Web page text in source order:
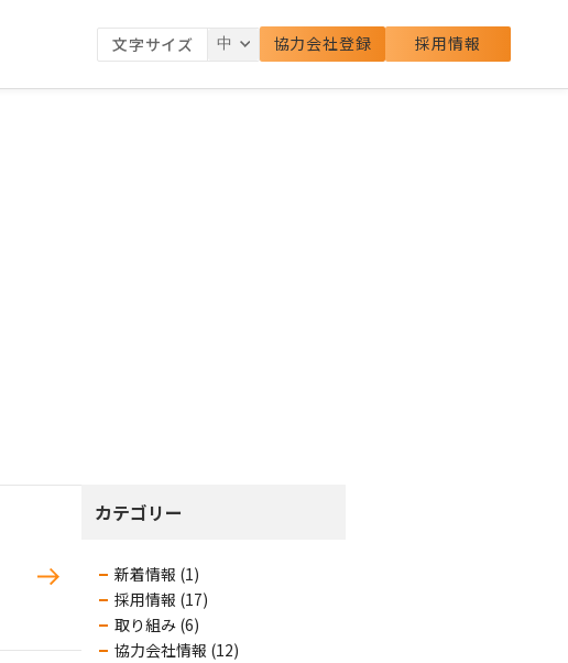
文字サイズ 協力会社登録 採用情報
カテゴリー
新着情報 (1)
採用情報 (17)
取り組み (6)
協力会社情報 (12)